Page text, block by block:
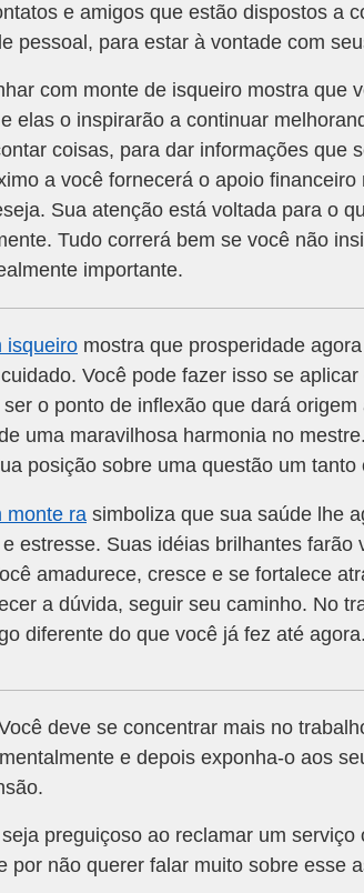
e amigos que estão dispostos a
pessoal, para estar à vontade com
com monte de isqueiro mostra que
elas o inspirarão a continuar
coisas, para dar informações que
a você fornecerá o apoio
Sua atenção está voltada para o
Tudo correrá bem se você não
importante.
isqueiro mostra que prosperidade
Você pode fazer isso se
o ponto de inflexão que dará
uma maravilhosa harmonia no
posição sobre uma questão um
monte ra simboliza que sua saúde lhe
estresse. Suas idéias brilhantes farão
amadurece, cresce e se fortalece
a dúvida, seguir seu caminho. No
diferente do que você já fez até agora.
deve se concentrar mais no
e depois exponha-o aos
preguiçoso ao reclamar um serviço
por não querer falar muito sobre esse